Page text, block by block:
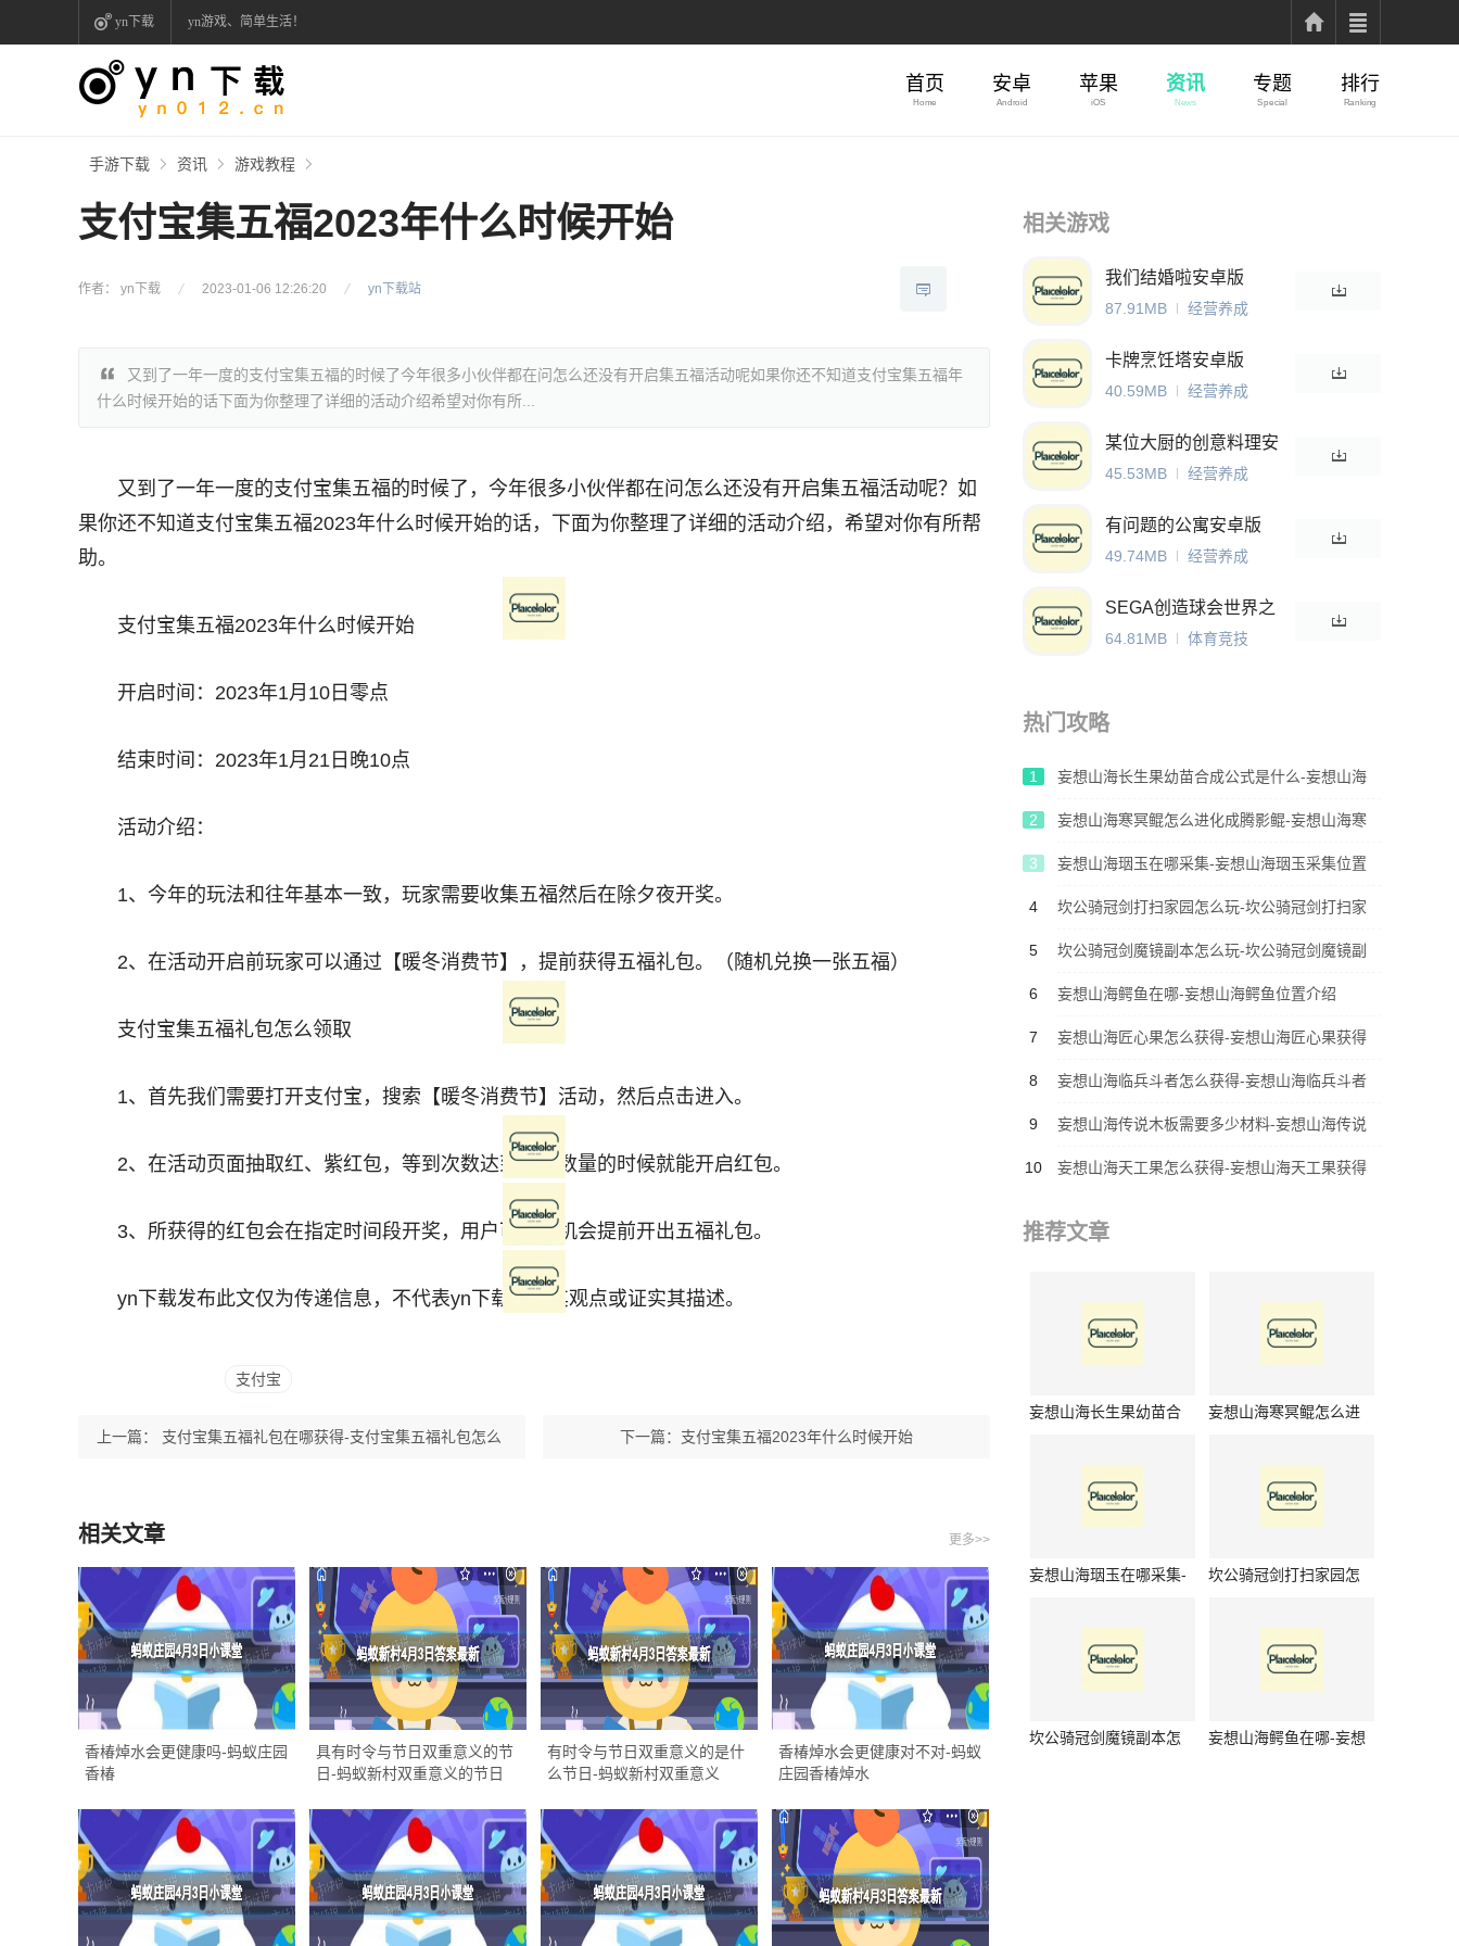
yn下载 yn游戏、简单生活！
首页
Home
安卓
Android
苹果
iOS
资讯
News
专题
Special
排行
Ranking
手游下载 资讯 游戏教程
支付宝集五福2023年什么时候开始
作者： yn下载 2023-01-06 12:26:20 yn下载站
又到了一年一度的支付宝集五福的时候了今年很多小伙伴都在问怎么还没有开启集五福活动呢如果你还不知道支付宝集五福年
什么时候开始的话下面为你整理了详细的活动介绍希望对你有所...
又到了一年一度的支付宝集五福的时候了，今年很多小伙伴都在问怎么还没有开启集五福活动呢？如
果你还不知道支付宝集五福2023年什么时候开始的话，下面为你整理了详细的活动介绍，希望对你有所帮
助。
支付宝集五福2023年什么时候开始
开启时间：2023年1月10日零点
结束时间：2023年1月21日晚10点
活动介绍：
1、今年的玩法和往年基本一致，玩家需要收集五福然后在除夕夜开奖。
2、在活动开启前玩家可以通过【暖冬消费节】，提前获得五福礼包。（随机兑换一张五福）
支付宝集五福礼包怎么领取
1、首先我们需要打开支付宝，搜索【暖冬消费节】活动，然后点击进入。
2、在活动页面抽取红、紫红包，等到次数达到一定数量的时候就能开启红包。
3、所获得的红包会在指定时间段开奖，用户可以有机会提前开出五福礼包。
yn下载发布此文仅为传递信息，不代表yn下载认同其观点或证实其描述。
支付宝
上一篇： 支付宝集五福礼包在哪获得-支付宝集五福礼包怎么 下一篇： 支付宝集五福2023年什么时候开始
相关文章 更多>>
香椿焯水会更健康吗-蚂蚁庄园
香椿
具有时令与节日双重意义的节
日-蚂蚁新村双重意义的节日
有时令与节日双重意义的是什
么节日-蚂蚁新村双重意义
香椿焯水会更健康对不对-蚂蚁
庄园香椿焯水
相关游戏
我们结婚啦安卓版
87.91MB 经营养成
卡牌烹饪塔安卓版
40.59MB 经营养成
某位大厨的创意料理安
卓版
45.53MB 经营养成
有问题的公寓安卓版
49.74MB 经营养成
SEGA创造球会世界之
路安卓版
64.81MB 体育竞技
热门攻略
1 妄想山海长生果幼苗合成公式是什么-妄想山海
长生果幼苗合成公式介绍
2 妄想山海寒冥鲲怎么进化成腾影鲲-妄想山海寒
冥鲲进化腾影鲲方法
3 妄想山海珚玉在哪采集-妄想山海珚玉采集位置
介绍
4 坎公骑冠剑打扫家园怎么玩-坎公骑冠剑打扫家
园如何玩
5 坎公骑冠剑魔镜副本怎么玩-坎公骑冠剑魔镜副
本玩法是什么
6 妄想山海鳄鱼在哪-妄想山海鳄鱼位置介绍
7 妄想山海匠心果怎么获得-妄想山海匠心果获得
攻略
8 妄想山海临兵斗者怎么获得-妄想山海临兵斗者
获得攻略
9 妄想山海传说木板需要多少材料-妄想山海传说
木板所需材料介绍
10 妄想山海天工果怎么获得-妄想山海天工果获得
推荐文章
妄想山海长生果幼苗合
妄想山海寒冥鲲怎么进
妄想山海珚玉在哪采集-
坎公骑冠剑打扫家园怎
坎公骑冠剑魔镜副本怎
妄想山海鳄鱼在哪-妄想